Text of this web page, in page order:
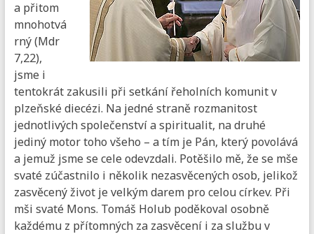
a přitom
mnohotvá
rný (Mdr
7,22),
jsme i
tentokrát zakusili při setkání řeholních komunit v
plzeňské diecézi. Na jedné straně rozmanitost
jednotlivých společenství a spiritualit, na druhé
jediný motor toho všeho – a tím je Pán, který povolává
a jemuž jsme se cele odevzdali. Potěšilo mě, že se mše
svaté zúčastnilo i několik nezasvěcených osob, jelikož
zasvěcený život je velkým darem pro celou církev. Při
mši svaté Mons. Tomáš Holub poděkoval osobně
každému z přítomných za zasvěcení i za službu v